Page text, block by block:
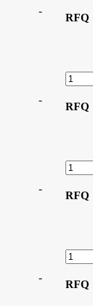
-
RFQ
-
RFQ
-
RFQ
-
RFQ